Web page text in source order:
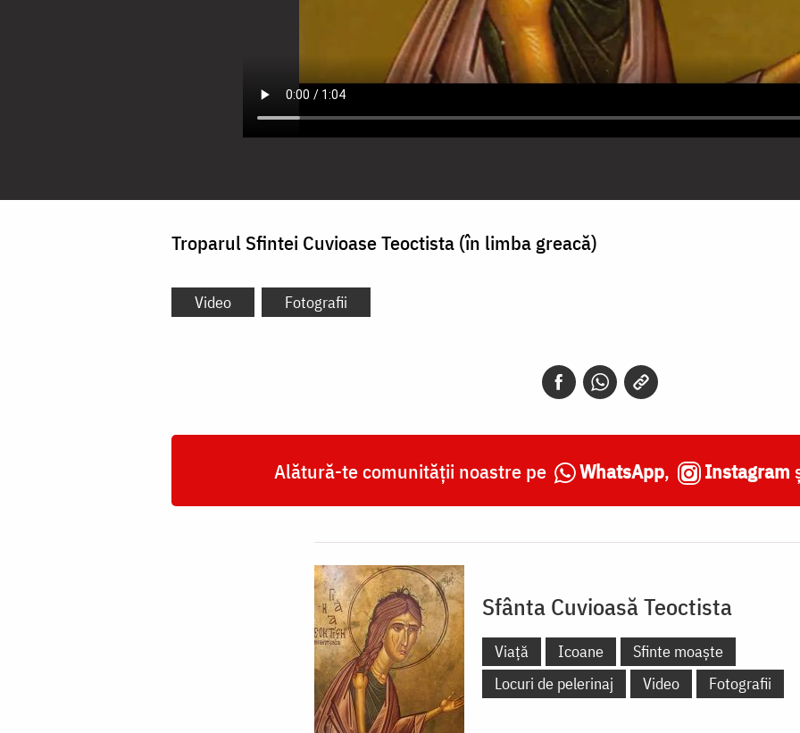
Troparul Sfintei Cuvioase Teoctista (în limba greacă)
Video Fotografii
Alătură-te comunității noastre pe WhatsApp, Instagram
Sfânta Cuvioasă Teoctista
Viață Icoane
Sfinte moaște
Locuri de pelerinaj
Video Fotografii